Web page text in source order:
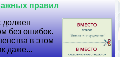
правил
должен
без ошибок.
в этом
даже...